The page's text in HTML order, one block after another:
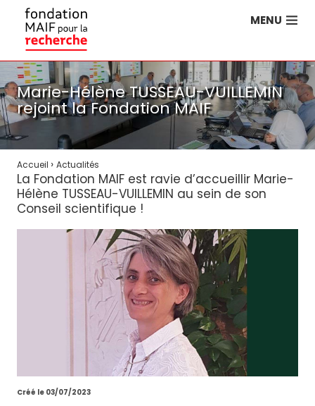
MENU
Marie-Hélène TUSSEAU-VUILLEMIN
rejoint la Fondation MAIF
Accueil › Actualités
La Fondation MAIF est ravie d’accueillir Marie-
Hélène TUSSEAU-VUILLEMIN au sein de son
Conseil scientifique !
Créé le 03/07/2023